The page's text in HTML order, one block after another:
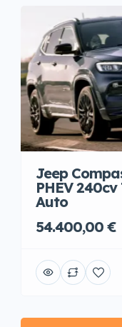
Jeep
PHEV
Auto
54.400,00 €